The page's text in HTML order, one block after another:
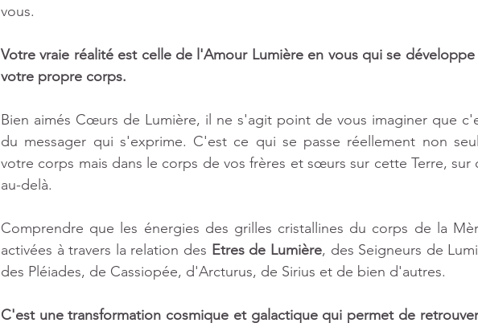
vous.
Votre vraie réalité est celle de l'Amour Lumière en vous qui se
votre propre corps.
Bien aimés Cœurs de Lumière, il ne s'agit point de vous imaginer que
du messager qui s'exprime. C'est ce qui se passe réellement non
votre corps mais dans le corps de vos frères et sœurs sur cette Terre, sur
au-delà.
Comprendre que les énergies des grilles cristallines du corps de la
activées à travers la relation des Etres de Lumière, des Seigneurs de
des Pléiades, de Cassiopée, d'Arcturus, de Sirius et de bien d'autres.
C'est une transformation cosmique et galactique qui permet de